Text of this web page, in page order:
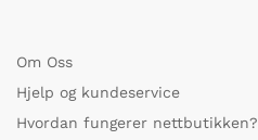
Om Oss
Hjelp og kundeservice
Hvordan fungerer nettbutikken?